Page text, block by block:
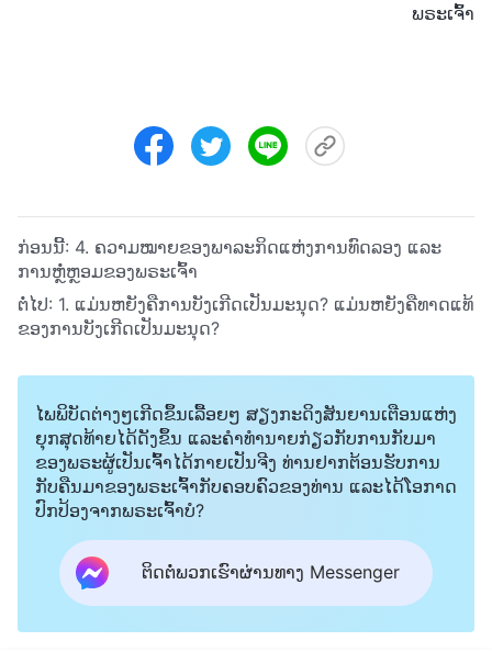
ພຣະເຈົ້າ
ກ່ອນນີ້: 4. ຄວາມໝາຍຂອງພາລະກິດແຫ່ງການທົດລອງ ແລະ
ການຫຼໍ່ຫຼອມຂອງພຣະເຈົ້າ
ຕໍ່ໄປ: 1. ແມ່ນຫຍັງຄືການບັງເກີດເປັນມະນຸດ? ແມ່ນຫຍັງຄືທາດແທ້
ຂອງການບັງເກີດເປັນມະນຸດ?
ໄພພິບັດຕ່າງໆເກີດຂຶ້ນເລື້ອຍໆ ສຽງກະດິງສັນຍານເຕືອນແຫ່ງ
ຍຸກສຸດທ້າຍໄດ້ດັງຂຶ້ນ ແລະຄໍາທໍານາຍກ່ຽວກັບການກັບມາ
ຂອງພຣະຜູ້ເປັນເຈົ້າໄດ້ກາຍເປັນຈີງ ທ່ານຢາກຕ້ອນຮັບການ
ກັບຄືນມາຂອງພຣະເຈົ້າກັບຄອບຄົວຂອງທ່ານ ແລະໄດ້ໂອກາດ
ປົກປ້ອງຈາກພຣະເຈົ້າບໍ?
ຕິດຕໍ່ພວກເຮົາຜ່ານທາງ Messenger